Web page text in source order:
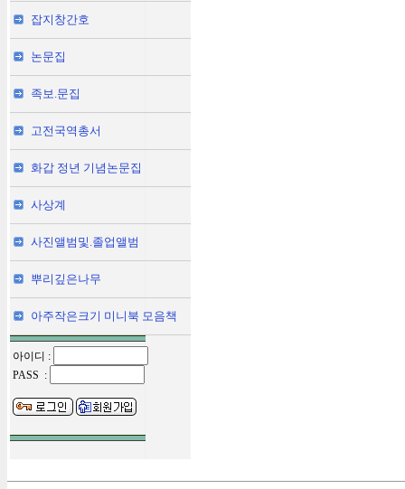
잡지창간호
논문집
족보.문집
고전국역총서
화갑 정년 기념논문집
사상계
사진앨범및.졸업앨범
뿌리깊은나무
아주작은크기 미니북 모음책
아이디 :
PASS :